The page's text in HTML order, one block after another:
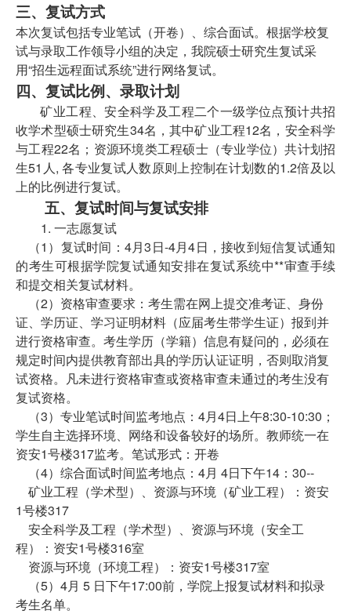
三、 复试方式
本次复试包括专业笔试（开卷）、综合面试。根据学校复
试与录取工作领导小组的决定，我院硕士研究生复试采
用“招生远程面试系统”进行网络复试。
四、 复试比例、录取计划
矿业工程、安全科学及工程二个一级学位点预计共招
收学术型硕士研究生34名，其中矿业工程12名，安全科学
与工程22名；资源环境类工程硕士（专业学位）共计划招
生51人, 各专业复试人数原则上控制在计划数的1.2倍及以
上的比例进行复试。
五、复试时间与复试安排
1. 一志愿复试
（1）复试时间：4月3日-4月4日，接收到短信复试通知
的考生可根据学院复试通知安排在复试系统中**审查手续
和提交相关复试材料。
（2）资格审查要求：考生需在网上提交准考证、身份
证、学历证、学习证明材料（应届考生带学生证）报到并
进行资格审查。考生学历（学籍）信息有疑问的，必须在
规定时间内提供教育部出具的学历认证证明，否则取消复
试资格。凡未进行资格审查或资格审查未通过的考生没有
复试资格。
（3）专业笔试时间监考地点：4月4日上午8:30-10:30；
学生自主选择环境、网络和设备较好的场所。教师统一在
资安1号楼317监考。笔试形式：开卷
（4）综合面试时间监考地点：4月 4日下午14：30--
矿业工程（学术型）、资源与环境（矿业工程）：资安
1号楼317
安全科学及工程（学术型）、资源与环境（安全工
程）：资安1号楼316室
资源与环境（环境工程）：资安1号楼317室
（5）4月 5 日下午17:00前，学院上报复试材料和拟录
考生名单。